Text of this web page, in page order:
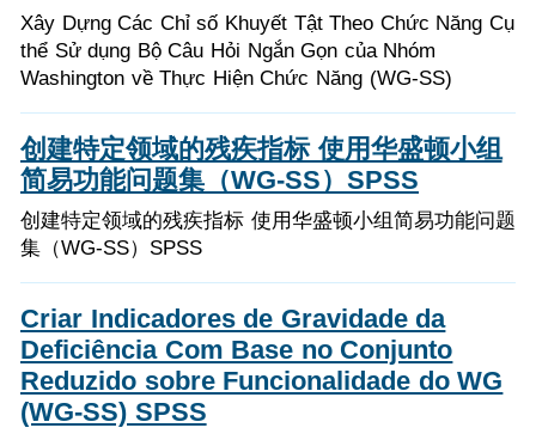
Xây Dựng Các Chỉ số Khuyết Tật Theo Chức Năng Cụ
thể Sử dụng Bộ Câu Hỏi Ngắn Gọn của Nhóm
Washington về Thực Hiện Chức Năng (WG-SS)
创建特定领域的残疾指标 使用华盛顿小组
简易功能问题集（WG-SS）SPSS
创建特定领域的残疾指标 使用华盛顿小组简易功能问题
集（WG-SS）SPSS
Criar Indicadores de Gravidade da
Deficiência Com Base no Conjunto
Reduzido sobre Funcionalidade do WG
(WG-SS) SPSS